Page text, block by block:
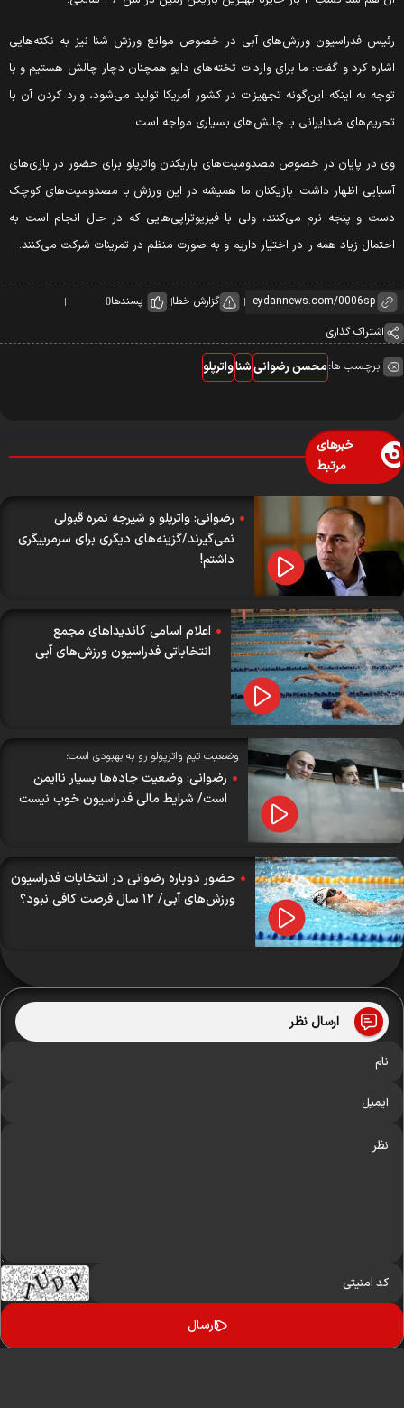
فدراسیون ورزش‌های آبی در خصوص موانع ورزش شنا نیز به نکته‌هایی
کرد و گفت: ما برای واردات تخته‌های دایو همچنان دچار چالش هستیم و با
به اینکه این‌گونه تجهیزات در کشور آمریکا تولید می‌شود، وارد کردن آن با
ضدایرانی با چالش‌های بسیاری مواجه است.
در پایان در خصوص مصدومیت‌های بازیکنان واترپلو برای حضور در بازی‌های
اظهار داشت: بازیکنان ما همیشه در این ورزش با مصدومیت‌های کوچک
و پنجه نرم می‌کنند، ولی با فیزیوتراپی‌هایی که در حال انجام است به
زیاد همه را در اختیار داریم و به صورت منظم در تمرینات شرکت می‌کنند.
گزارش خطا پسندها0
اشتراک گذاری
برچسب ها:محسن رضوانیشناواترپلو
خبرهای
مرتبط
رضوانی: واتر‌پلو و شیرجه نمره قبولی
نمی‌گیرند/گزینه‌های دیگری برای سرمربیگری
داشتم!
اعلام اسامی کاندیداهای مجمع
انتخاباتی فدراسیون ورزش‌های آبی
وضعيت تيم واترپولو رو به بهبودى است؛
رضوانی: وضعيت جاده‌ها بسيار ناایمن
است/ شرايط مالی فدراسيون خوب نيست
حضور دوباره رضوانی در انتخابات فدراسیون
ورزش‌های آبی/ ۱۲ سال فرصت کافی نبود؟
ارسال نظر